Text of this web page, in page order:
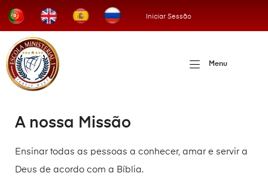
Iniciar Sessão
Menu
A nossa Missão
Ensinar todas as pessoas a conhecer, amar e servir a
Deus de acordo com a Bíblia.